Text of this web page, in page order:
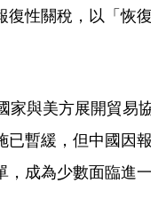
復性關稅，以「恢復
家與美方展開貿易協
已暫緩，但中國因報
，成為少數面臨進一